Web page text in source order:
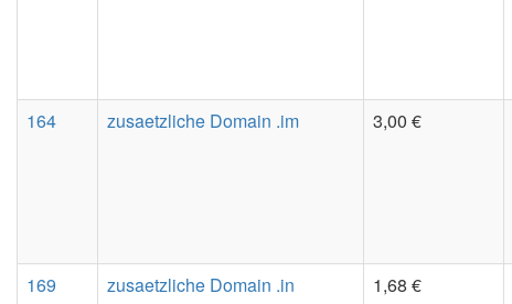
164
zusaetzliche Domain .im 3,00 €
169
zusaetzliche Domain .in 1,68 €